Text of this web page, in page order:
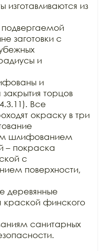
из
подвергаемой
заготовки с
и
и
торцов
Все
окраску в три
шлифованием
– покраска
с
поверхности,
деревянные
краской финского
санитарных